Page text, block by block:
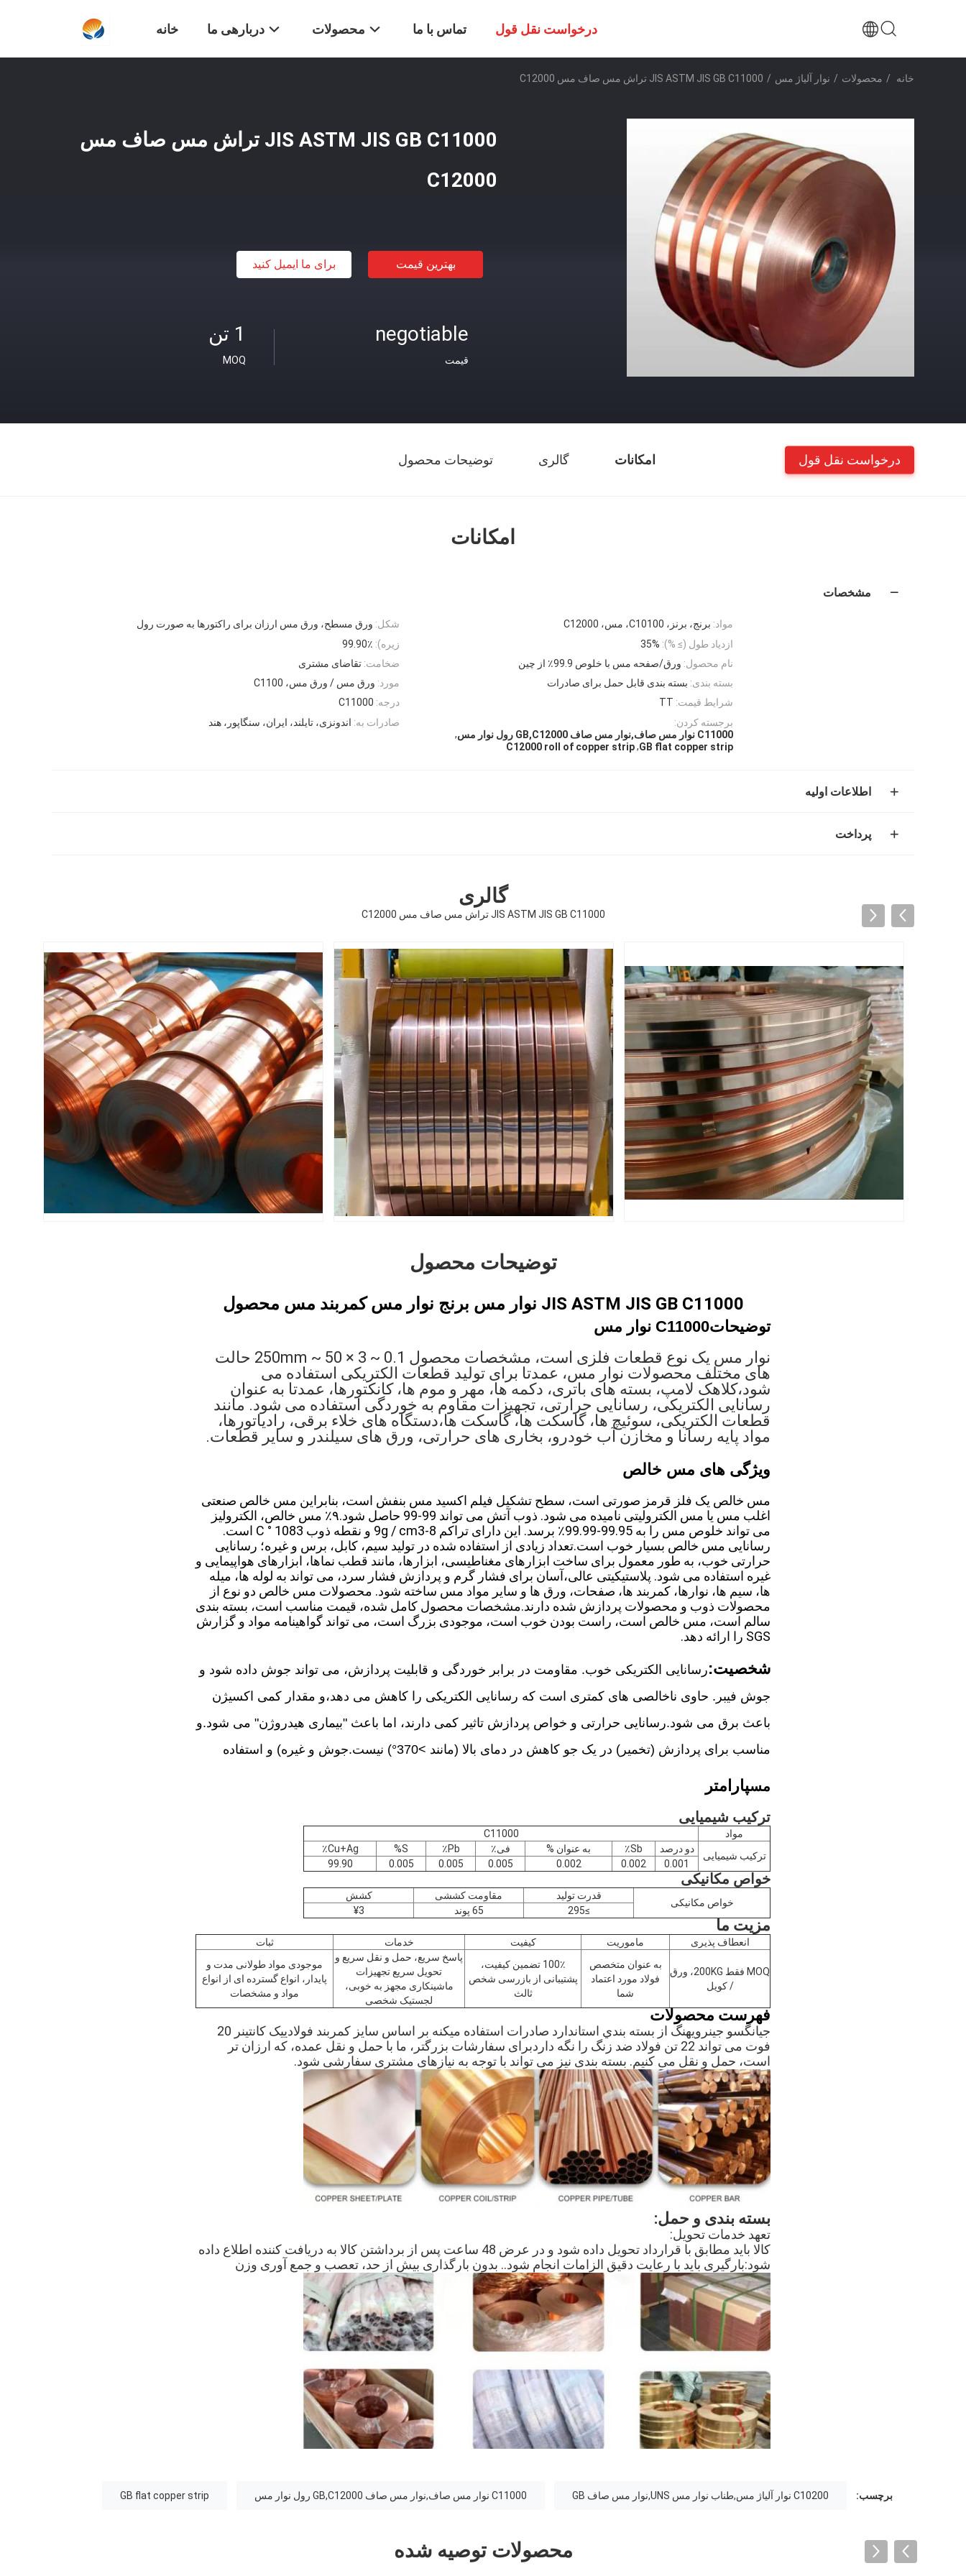
خانه دربارهی ما محصولات تماس با ما درخواست نقل قول
خانه / محصولات / نوار آلیاژ مس / JIS ASTM JIS GB C11000 تراش مس صاف مس C12000
JIS ASTM JIS GB C11000 تراش مس صاف مس
C12000
بهترین قیمت برای ما ایمیل کنید
1 تن
MOQ
negotiable
قیمت
امکانات گالری توضیحات محصول درخواست نقل قول
امکانات
مشخصات
شکل: ورق مسطح، ورق مس ارزان برای راکتورها به صورت رول مواد: برنج، برنز، C10100، مس، C12000
زیره): 99.90٪ ازدیاد طول (≥ %): 35%
ضخامت: تقاضای مشتری نام محصول: ورق/صفحه مس با خلوص 99.9٪ از چین
مورد: ورق مس / ورق مس، C1100 بسته بندی: بسته بندی قابل حمل برای صادرات
درجه: C11000 شرایط قیمت: TT
صادرات به: اندونزی، تایلند، ایران، سنگاپور، هند
برجسته کردن:
C11000 نوار مس صاف,نوار مس صاف GB,C12000 رول نوار مس
,
GB flat copper strip
,
C12000 roll of copper strip
اطلاعات اولیه
پرداخت
گالری
JIS ASTM JIS GB C11000 تراش مس صاف مس C12000
توضیحات محصول
JIS ASTM JIS GB C11000 نوار مس برنج نوار مس کمربند مس محصول
توضیحاتC11000 نوار مس
نوار مس یک نوع قطعات فلزی است، مشخصات محصول 0.1 ~ 3 × 50 ~ 250mm حالت
های مختلف محصولات نوار مس، عمدتا برای تولید قطعات الکتریکی استفاده می
شود،کلاهک لامپ، بسته های باتری، دکمه ها، مهر و موم ها، کانکتورها، عمدتا به عنوان
رسانایی الکتریکی، رسانایی حرارتی، تجهیزات مقاوم به خوردگی استفاده می شود. مانند
قطعات الکتریکی، سوئیچ ها، گاسکت ها، گاسکت ها،دستگاه های خلاء برقی، رادیاتورها،
مواد پایه رسانا و مخازن آب خودرو، بخاری های حرارتی، ورق های سیلندر و سایر قطعات.
ویژگی های مس خالص
مس خالص یک فلز قرمز صورتی است، سطح تشکیل فیلم اکسید مس بنفش است، بنابراین مس خالص صنعتی
اغلب مس یا مس الکترولیتی نامیده می شود. ذوب آتش می تواند 99-99 حاصل شود.۹٪ مس خالص، الکترولیز
می تواند خلوص مس را به 99.95-99.99٪ برسد. این دارای تراکم 8-9g / cm3 و نقطه ذوب 1083 ° C است.
رسانایی مس خالص بسیار خوب است.تعداد زیادی از استفاده شده در تولید سیم، کابل، برس و غیره؛ رسانایی
حرارتی خوب، به طور معمول برای ساخت ابزارهای مغناطیسی، ابزارها، مانند قطب نماها، ابزارهای هواپیمایی و
غیره استفاده می شود. پلاستیکیتی عالی،آسان برای فشار گرم و پردازش فشار سرد، می تواند به لوله ها، میله
ها، سیم ها، نوارها، کمربند ها، صفحات، ورق ها و سایر مواد مس ساخته شود. محصولات مس خالص دو نوع از
محصولات ذوب و محصولات پردازش شده دارند.مشخصات محصول کامل شده، قیمت مناسب است، بسته بندی
سالم است، مس خالص است، راست بودن خوب است، موجودی بزرگ است، می تواند گواهینامه مواد و گزارش
SGS را ارائه دهد.
شخصیت:رسانایی الکتریکی خوب. مقاومت در برابر خوردگی و قابلیت پردازش، می تواند جوش داده شود و
جوش فیبر. حاوی ناخالصی های کمتری است که رسانایی الکتریکی را کاهش می دهد،و مقدار کمی اکسیژن
باعث برق می شود.رسانایی حرارتی و خواص پردازش تاثیر کمی دارند، اما باعث "بیماری هیدروژن" می شود.و
مناسب برای پردازش (تخمیر) در یک جو کاهش در دمای بالا (مانند >370°) نیست.جوش و غیره) و استفاده
مسپارامتر
ترکیب شیمیایی
مواد
C11000
ترکیب شیمیایی
دو درصد Sb٪ به عنوان % فی٪ Pb٪ S%
Cu+Ag٪
0.001
0.002
0.002
0.005
0.005
0.005
99.90
خواص مکانیکی
خواص مکانیکی
قدرت تولید مقاومت کششی
کشش
≥295
65 پوند ¥3
مزیت ما
انعطاف پذیری ماموریت کیفیت خدمات ثبات
MOQ فقط 200KG، ورق
/ کویل
به عنوان متخصص
فولاد مورد اعتماد
شما
100٪ تضمین کیفیت،
پشتیبانی از بازرسی شخص
ثالث
پاسخ سریع، حمل و نقل سریع و
تحویل سریع تجهیزات
ماشینکاری مجهز به خوبی،
لجستیک شخصی
موجودی مواد طولانی مدت و
پایدار، انواع گسترده ای از انواع
مواد و مشخصات
فهرست محصولات
جيانگسو جينرويهنگ از بسته بندي استاندارد صادرات استفاده ميکنه بر اساس سايز کمربند فولاديیک کانتینر 20
فوت می تواند 22 تن فولاد ضد زنگ را نگه داردبرای سفارشات بزرگتر، ما با حمل و نقل عمده، که ارزان تر
است، حمل و نقل می کنیم. بسته بندی نیز می تواند با توجه به نیازهای مشتری سفارشی شود.
بسته بندی و حمل:
تعهد خدمات تحویل:
کالا باید مطابق با قرارداد تحویل داده شود و در عرض 48 ساعت پس از برداشتن کالا به دریافت کننده اطلاع داده
شود:بارگیری باید با رعایت دقیق الزامات انجام شود.. بدون بارگذاری بیش از حد، تعصب و جمع آوری وزن
برچسب: C10200 نوار آلیاژ مس,طناب نوار مس UNS,نوار مس صاف GB C11000 نوار مس صاف,نوار مس صاف GB,C12000 رول نوار مس GB flat copper strip
محصولات توصیه شده